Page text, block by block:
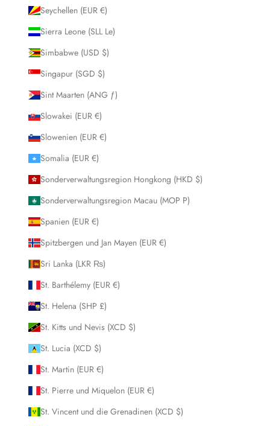
Seychellen (EUR €)
Sierra Leone (SLL Le)
Simbabwe (USD $)
Singapur (SGD $)
Sint Maarten (ANG ƒ)
Slowakei (EUR €)
Slowenien (EUR €)
Somalia (EUR €)
Sonderverwaltungsregion Hongkong (HKD $)
Sonderverwaltungsregion Macau (MOP P)
Spanien (EUR €)
Spitzbergen und Jan Mayen (EUR €)
Sri Lanka (LKR ₨)
St. Barthélemy (EUR €)
St. Helena (SHP £)
St. Kitts und Nevis (XCD $)
St. Lucia (XCD $)
St. Martin (EUR €)
St. Pierre und Miquelon (EUR €)
St. Vincent und die Grenadinen (XCD $)